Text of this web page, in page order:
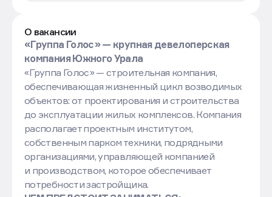
О вакансии
«Группа Голос» — крупная девелоперская
компания Южного Урала
«Группа Голос» — строительная компания,
обеспечивающая жизненный цикл возводимых
объектов: от проектирования и строительства
до эксплуатации жилых комплексов. Компания
располагает проектным институтом,
собственным парком техники, подрядными
организациями, управляющей компанией
и производством, которое обеспечивает